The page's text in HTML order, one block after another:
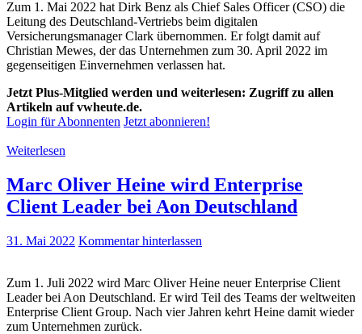
Zum 1. Mai 2022 hat Dirk Benz als Chief Sales Officer (CSO) die
Leitung des Deutschland-Vertriebs beim digitalen
Versicherungsmanager Clark übernommen. Er folgt damit auf
Christian Mewes, der das Unternehmen zum 30. April 2022 im
gegenseitigen Einvernehmen verlassen hat.
Jetzt Plus-Mitglied werden und weiterlesen: Zugriff zu allen
Artikeln auf vwheute.de.
Login für Abonnenten Jetzt abonnieren!
Weiterlesen
Marc Oliver Heine wird Enterprise
Client Leader bei Aon Deutschland
31. Mai 2022 Kommentar hinterlassen
Zum 1. Juli 2022 wird Marc Oliver Heine neuer Enterprise Client
Leader bei Aon Deutschland. Er wird Teil des Teams der weltweiten
Enterprise Client Group. Nach vier Jahren kehrt Heine damit wieder
zum Unternehmen zurück.